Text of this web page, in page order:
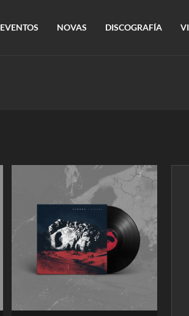
EVENTOS NOVAS DISCOGRAFÍA